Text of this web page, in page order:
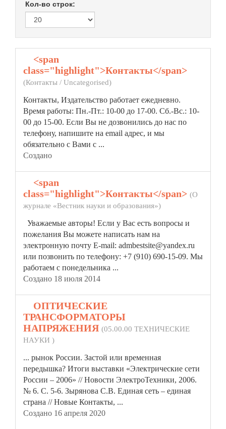
Кол-во строк:
<span
class="highlight">Контакты</span>
(Контакты / Uncategorised)
Контакты, Издательство работает ежедневно.
Время работы: Пн.-Пт.: 10-00 до 17-00. Сб.-Вс.: 10-
00 до 15-00. Если Вы не дозвонились до нас по
телефону, напишите на email адрес, и мы
обязательно с Вами с ...
Создано
<span
class="highlight">Контакты</span> (О
журнале «Вестник науки и образования»)
Уважаемые авторы! Если у Вас есть вопросы и
пожелания Вы можете написать нам на
электронную почту E-mail: admbestsite@yandex.ru
или позвонить по телефону: +7 (910) 690-15-09. Мы
работаем с понедельника ...
Создано 18 июля 2014
ОПТИЧЕСКИЕ
ТРАНСФОРМАТОРЫ
НАПРЯЖЕНИЯ (05.00.00 ТЕХНИЧЕСКИЕ
НАУКИ )
... рынок России. Застой или временная
передышка? Итоги выставки «Электрические сети
России – 2006» // Новости ЭлектроТехники, 2006.
№ 6. С. 5-6. Зырянова С.В. Единая сеть – единая
страна // Новые Контакты, ...
Создано 16 апреля 2020